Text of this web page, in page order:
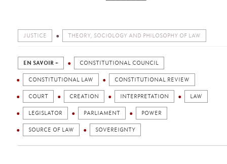
JUSTICE THEORY, SOCIOLOGY AND PHILOSOPHY OF LAW
EN SAVOIR + CONSTITUTIONAL COUNCIL
CONSTITUTIONAL LAW CONSTITUTIONAL REVIEW
COURT CREATION INTERPRETATION LAW
LEGISLATOR PARLIAMENT POWER
SOURCE OF LAW SOVEREIGNTY